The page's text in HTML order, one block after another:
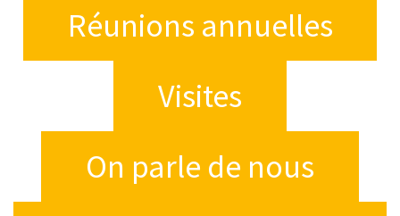
Réunions annuelles
Visites
On parle de nous